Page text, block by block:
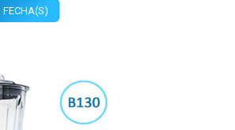
FECHA(S)